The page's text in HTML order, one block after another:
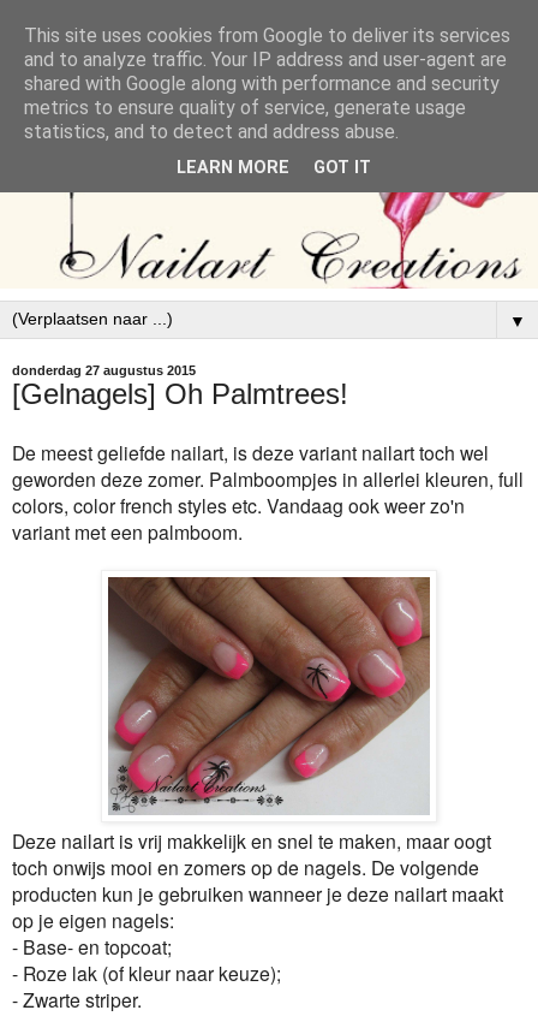
▼
donderdag 27 augustus 2015
[Gelnagels] Oh Palmtrees!
De meest geliefde nailart, is deze variant nailart toch wel
geworden deze zomer. Palmboompjes in allerlei kleuren, full
colors, color french styles etc. Vandaag ook weer zo'n
variant met een palmboom.
Deze nailart is vrij makkelijk en snel te maken, maar oogt
toch onwijs mooi en zomers op de nagels. De volgende
producten kun je gebruiken wanneer je deze nailart maakt
op je eigen nagels:
- Base- en topcoat;
- Roze lak (of kleur naar keuze);
- Zwarte striper.
This site uses cookies from Google to deliver its services
and to analyze traffic. Your IP address and user-agent are
shared with Google along with performance and security
metrics to ensure quality of service, generate usage
statistics, and to detect and address abuse.
LEARN MORE GOT IT